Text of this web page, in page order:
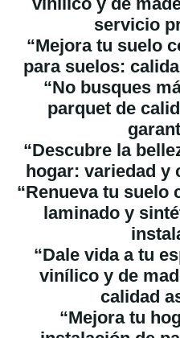
servicio
“Mejora tu suelo
para suelos:
“No busques
parquet de
“Descubre la
hogar: variedad y
“Renueva tu suelo
laminado y
“Dale vida a tu
vinílico y de
calidad
“Mejora tu